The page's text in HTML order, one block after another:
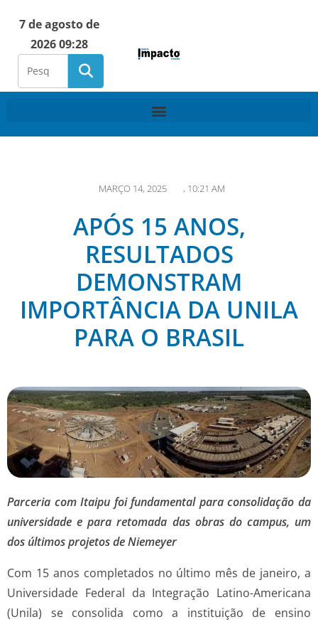
7 de agosto de
2026 09:28
MARÇO 14, 2025 , 10:21 AM
APÓS 15 ANOS,
RESULTADOS
DEMONSTRAM
IMPORTÂNCIA DA UNILA
PARA O BRASIL
Parceria com Itaipu foi fundamental para consolidação da
universidade e para retomada das obras do campus, um
dos últimos projetos de Niemeyer
Com 15 anos completados no último mês de janeiro, a
Universidade Federal da Integração Latino-Americana
(Unila) se consolida como a instituição de ensino